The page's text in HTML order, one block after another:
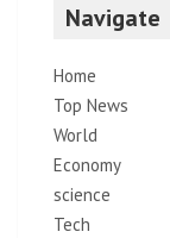
Navigate
Home
Top News
World
Economy
science
Tech